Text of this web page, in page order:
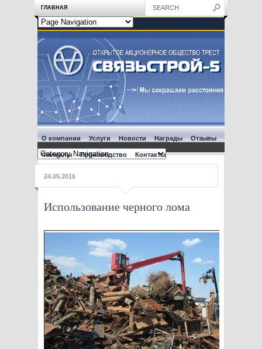
ГЛАВНАЯ
О компании Услуги Новости Награды Отзывы
Филиалы Производство Контакты
24.05.2016
Использование черного лома